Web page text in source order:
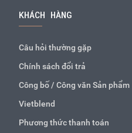
KHÁCH HÀNG
Câu hỏi thường gặp
Chính sách đổi trả
Công bố / Công văn Sản phẩm
Vietblend
Phương thức thanh toán